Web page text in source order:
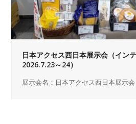
日本アクセス西日本展示会（イン
2026.7.23～24）
展示会名：日本アクセス西日本展示